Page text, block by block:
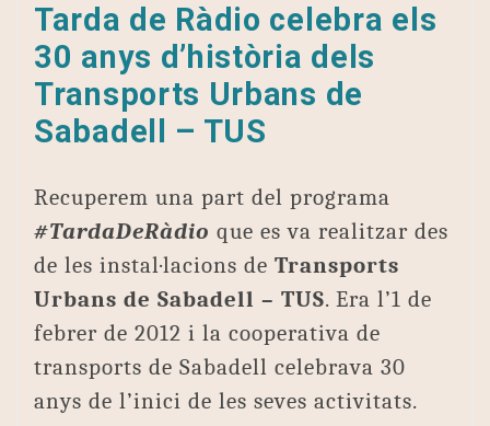
Tarda de Ràdio celebra els
30 anys d’història dels
Transports Urbans de
Sabadell – TUS
Recuperem una part del programa
#TardaDeRàdio que es va realitzar des
de les instal·lacions de Transports
Urbans de Sabadell – TUS. Era l’1 de
febrer de 2012 i la cooperativa de
transports de Sabadell celebrava 30
anys de l’inici de les seves activitats.